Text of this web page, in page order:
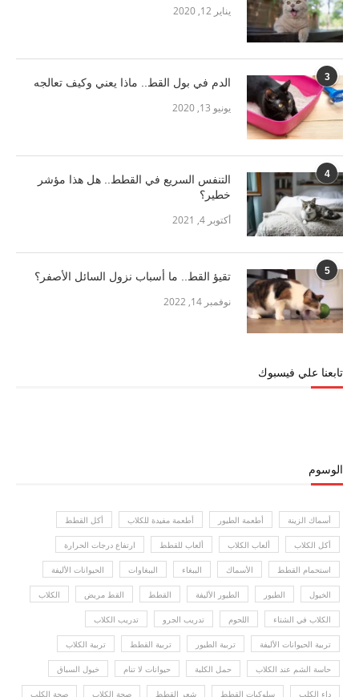
يناير 12, 2020
3 الدم في بول القط.. ماذا يعني وكيف تعالجه
يونيو 13, 2020
4
التنفس السريع في القطط.. هل هذا مؤشر
خطير؟
أكتوبر 4, 2021
5 تقيؤ القط.. ما أسباب نزول السائل الأصفر؟
نوفمبر 14, 2022
تابعنا علي فيسبوك
الوسوم
أسماك الزينة أطعمة الطيور أطعمة مفيدة للكلاب أكل القطط
أكل الكلاب ألعاب الكلاب ألعاب للقطط ارتفاع درجات الحرارة
استحمام القطط الأسماك الببغاء الببغاوات الحيوانات الأليفة
الخيول الطيور الطيور الأليفة القطط القط مريض الكلاب
الكلاب في الشتاء اللحوم تدريب الجرو تدريب الكلاب
تربية الحيوانات الأليفة تربية الطيور تربية القطط تربية الكلاب
حاسة الشم عند الكلاب حمل الكلبة حيوانات لا تنام خيول السباق
داء الكلب سلوكيات القطط شعر القطط صحة الكلاب صحة الكلب